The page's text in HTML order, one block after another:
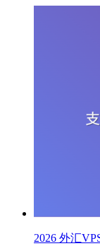
2026 外汇